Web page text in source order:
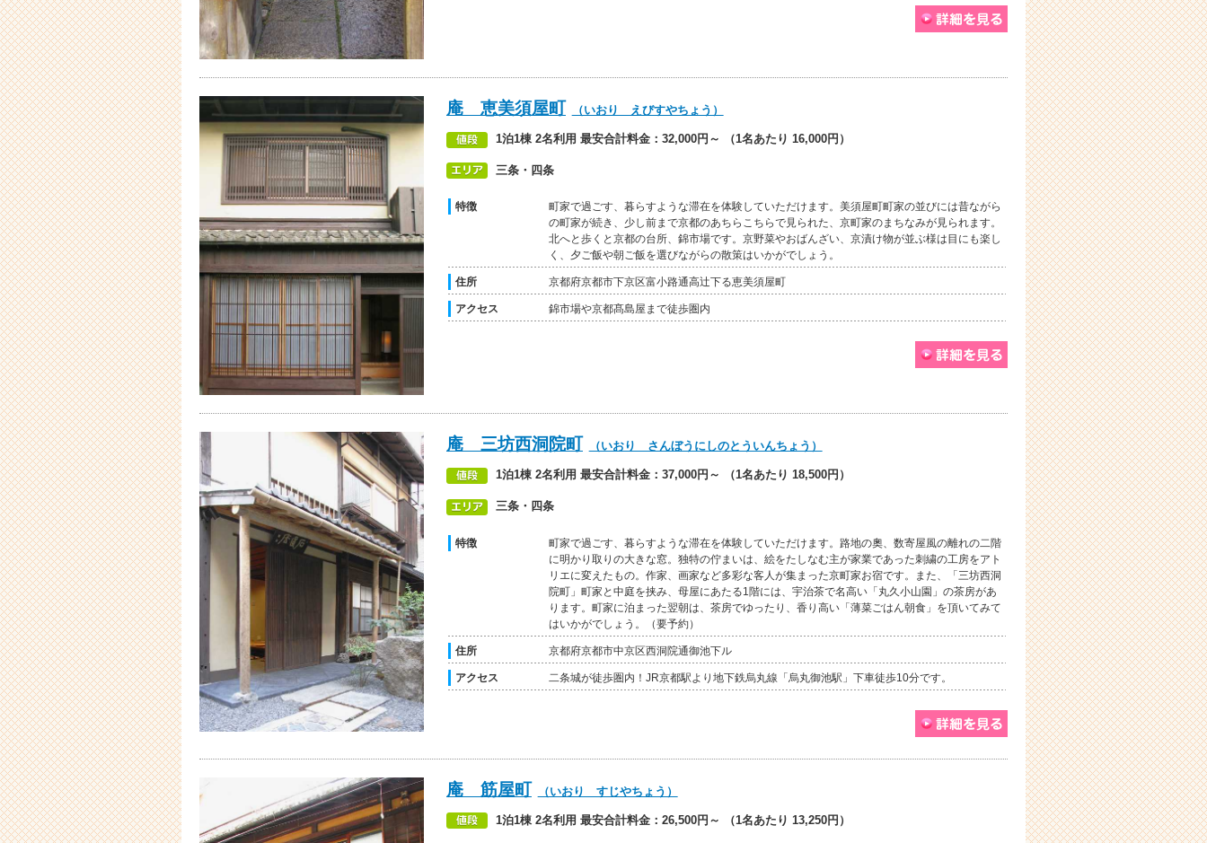
庵 恵美須屋町 （いおり えびすやちょう）
1泊1棟 2名利用 最安合計料金：32,000円～ （1名あたり 16,000円）
三条・四条
特徴
町家で過ごす、暮らすような滞在を体験していただけます。美須屋町町家の並びには昔ながら
の町家が続き、少し前まで京都のあちらこちらで見られた、京町家のまちなみが見られます。
北へと歩くと京都の台所、錦市場です。京野菜やおばんざい、京漬け物が並ぶ様は目にも楽し
く、夕ご飯や朝ご飯を選びながらの散策はいかがでしょう。
住所 京都府京都市下京区富小路通高辻下る恵美須屋町
アクセス 錦市場や京都髙島屋まで徒歩圏内
庵 三坊西洞院町 （いおり さんぼうにしのとういんちょう）
1泊1棟 2名利用 最安合計料金：37,000円～ （1名あたり 18,500円）
三条・四条
特徴
町家で過ごす、暮らすような滞在を体験していただけます。路地の奧、数寄屋風の離れの二階
に明かり取りの大きな窓。独特の佇まいは、絵をたしなむ主が家業であった刺繍の工房をアト
リエに変えたもの。作家、画家など多彩な客人が集まった京町家お宿です。また、「三坊西洞
院町」町家と中庭を挟み、母屋にあたる1階には、宇治茶で名高い「丸久小山園」の茶房があ
ります。町家に泊まった翌朝は、茶房でゆったり、香り高い「薄菜ごはん朝食」を頂いてみて
はいかがでしょう。（要予約）
住所 京都府京都市中京区西洞院通御池下ル
アクセス 二条城が徒歩圏内！JR京都駅より地下鉄烏丸線「烏丸御池駅」下車徒歩10分です。
庵 筋屋町 （いおり すじやちょう）
1泊1棟 2名利用 最安合計料金：26,500円～ （1名あたり 13,250円）